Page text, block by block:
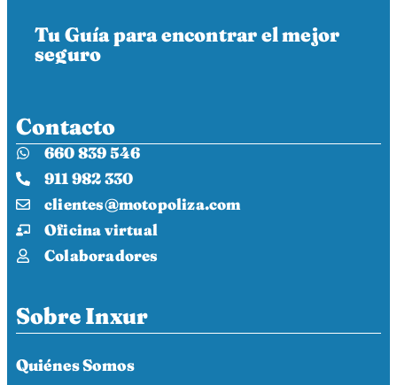
Tu Guía para encontrar el mejor
seguro
Contacto
660 839 546
911 982 330
clientes@motopoliza.com
Oficina virtual
Colaboradores
Sobre Inxur
Quiénes Somos